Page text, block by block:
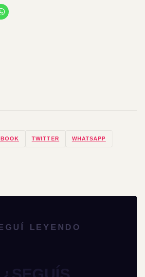
TWITTER WHATSAPP
LEYENDO